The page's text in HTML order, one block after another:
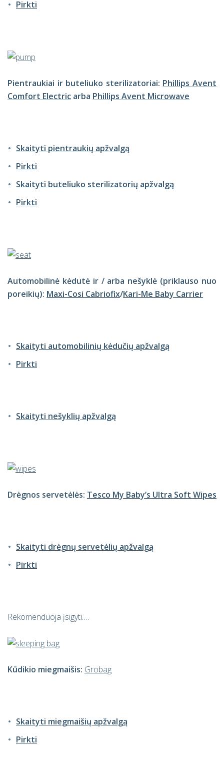
Pirkti
Pientraukiai ir buteliuko sterilizatoriai: Phillips Avent
Comfort Electric arba Phillips Avent Microwave
Skaityti pientraukių apžvalgą
Pirkti
Skaityti buteliuko sterilizatorių apžvalgą
Pirkti
Automobilinė kėdutė ir / arba nešyklė (priklauso nuo
poreikių): Maxi-Cosi Cabriofix/Kari-Me Baby Carrier
Skaityti automobilinių kėdučių apžvalgą
Pirkti
Skaityti nešyklių apžvalgą
Drėgnos servetėlės: Tesco My Baby’s Ultra Soft Wipes
Skaityti drėgnų servetėlių apžvalgą
Pirkti
Rekomenduoja įsigyti….
Kūdikio miegmaišis: Grobag
Skaityti miegmaišių apžvalgą
Pirkti